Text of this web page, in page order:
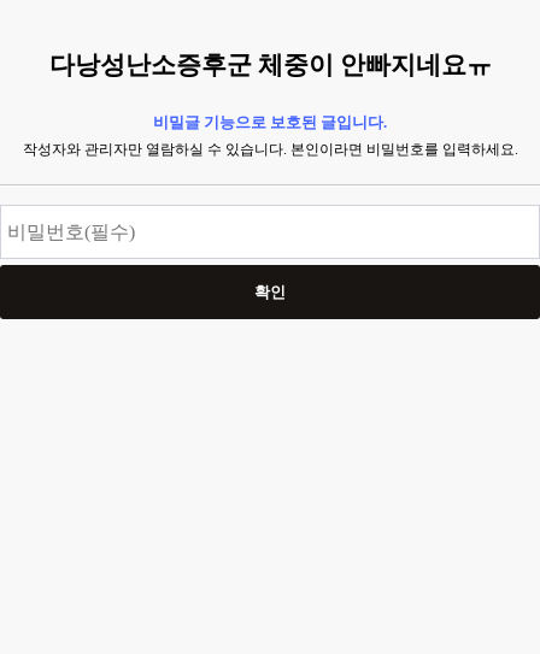
다낭성난소증후군 체중이 안빠지네요ㅠ
비밀글 기능으로 보호된 글입니다.
작성자와 관리자만 열람하실 수 있습니다. 본인이라면 비밀번호를 입력하세요.